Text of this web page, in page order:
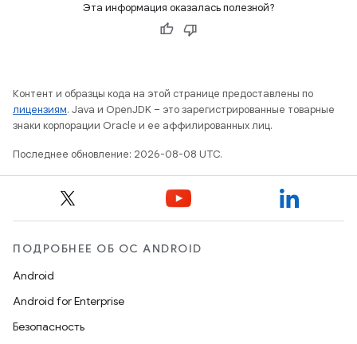
Эта информация оказалась полезной?
Контент и образцы кода на этой странице предоставлены по
лицензиям. Java и OpenJDK – это зарегистрированные товарные
знаки корпорации Oracle и ее аффилированных лиц.
Последнее обновление: 2026-08-08 UTC.
ПОДРОБНЕЕ ОБ ОС ANDROID
Android
Android for Enterprise
Безопасность